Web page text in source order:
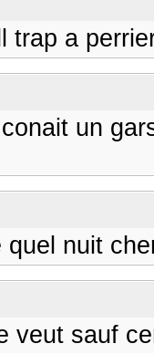
trap a
un
nuit
veut sauf